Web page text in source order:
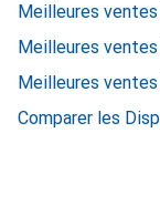
Meilleures
Meilleures
Meilleures
Comparer les